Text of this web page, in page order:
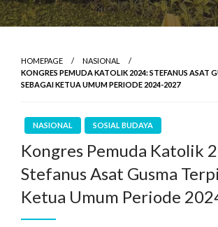
HOMEPAGE
NASIONAL
KONGRES PEMUDA KATOLIK 2024: STEFANUS ASAT
SEBAGAI KETUA UMUM PERIODE 2024-2027
NASIONAL SOSIAL BUDAYA
Kongres Pemuda Katolik
Stefanus Asat Gusma
Ketua Umum Periode